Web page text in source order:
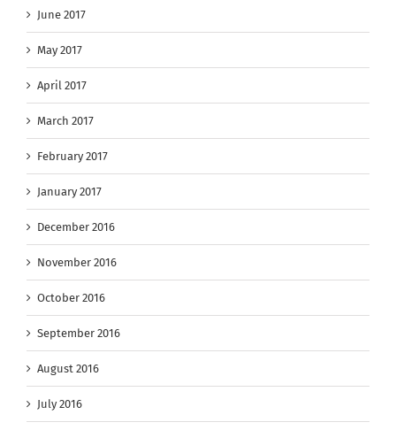
June 2017
May 2017
April 2017
March 2017
February 2017
January 2017
December 2016
November 2016
October 2016
September 2016
August 2016
July 2016